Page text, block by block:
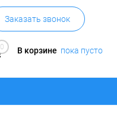
Заказать звонок
0 В корзине пока пусто